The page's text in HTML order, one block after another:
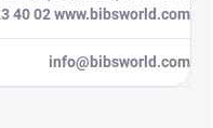
40 02 www.bibsworld.com
info@bibsworld.com